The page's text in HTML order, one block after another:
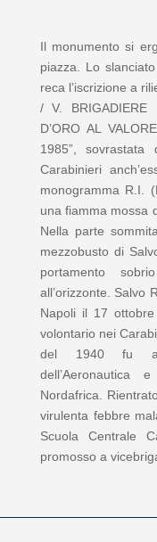
Il monumento si
piazza. Lo
reca l’iscrizione a
/ V. BRIGADIERE
D’ORO AL
1985”, sovrastata
Carabinieri
monogramma R.I.
una fiamma mossa
Nella parte
mezzobusto di
portamento
all’orizzonte. Salvo
Napoli il 17
volontario nei
del 1940 fu
dell’Aeronautica
Nordafrica.
virulenta febbre
Scuola Centrale
promosso a